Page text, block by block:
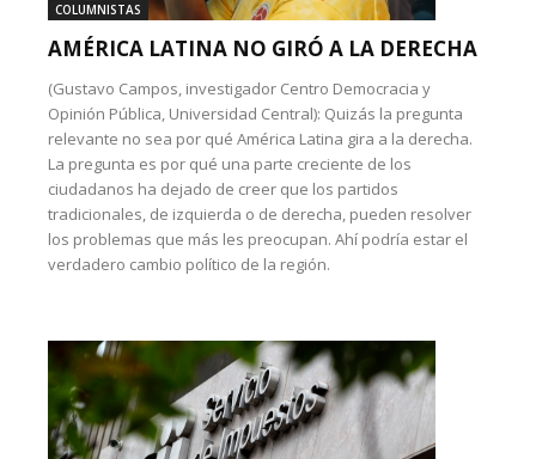
COLUMNISTAS
AMÉRICA LATINA NO GIRÓ A LA DERECHA
(Gustavo Campos, investigador Centro Democracia y
Opinión Pública, Universidad Central): Quizás la pregunta
relevante no sea por qué América Latina gira a la derecha.
La pregunta es por qué una parte creciente de los
ciudadanos ha dejado de creer que los partidos
tradicionales, de izquierda o de derecha, pueden resolver
los problemas que más les preocupan. Ahí podría estar el
verdadero cambio político de la región.